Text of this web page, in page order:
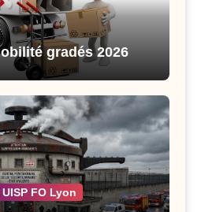
gradés 2026
UISP FO Lyon